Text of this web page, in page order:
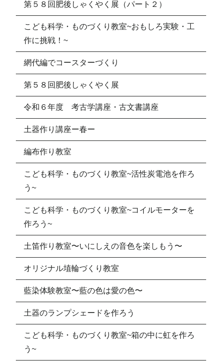
第５８回肥後しゃくやく展（パート２）
こども科学・ものづくり教室~おもしろ実験・工
作に挑戦！~
網代編でコースターづくり
第５８回肥後しゃくやく展
令和６年度 考古学講座・古文書講座
土器作り講座ー春ー
編布作り教室
こども科学・ものづくり教室~活性炭電池を作ろ
う~
こども科学・ものづくり教室~コイルモーターを
作ろう~
土笛作り教室〜いにしえの音色を楽しもう〜
オリジナル埴輪づくり教室
藍染体験教室〜藍の色は愛の色〜
土器のランプシェードを作ろう
こども科学・ものづくり教室~箱の中に虹を作ろ
う~